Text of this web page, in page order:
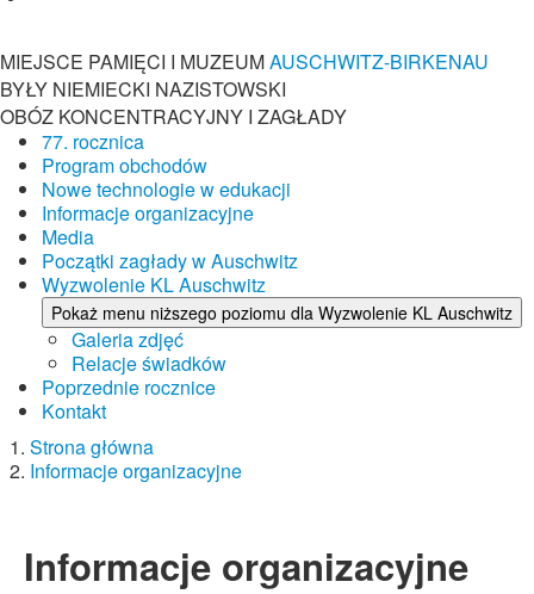
MIEJSCE PAMIĘCI I MUZEUMAUSCHWITZ-BIRKENAU
BYŁY NIEMIECKI NAZISTOWSKI
OBÓZ KONCENTRACYJNY I ZAGŁADY
77. rocznica
Program obchodów
Nowe technologie w edukacji
Informacje organizacyjne
Media
Początki zagłady w Auschwitz
Wyzwolenie KL Auschwitz
Pokaż menu niższego poziomu dla Wyzwolenie KL Auschwitz
Galeria zdjęć
Relacje świadków
Poprzednie rocznice
Kontakt
Strona główna
Informacje organizacyjne
Informacje organizacyjne